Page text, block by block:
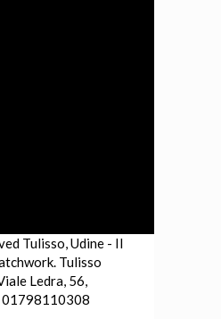
Tulisso, Udine - Il
Tulisso
Ledra, 56,
01798110308